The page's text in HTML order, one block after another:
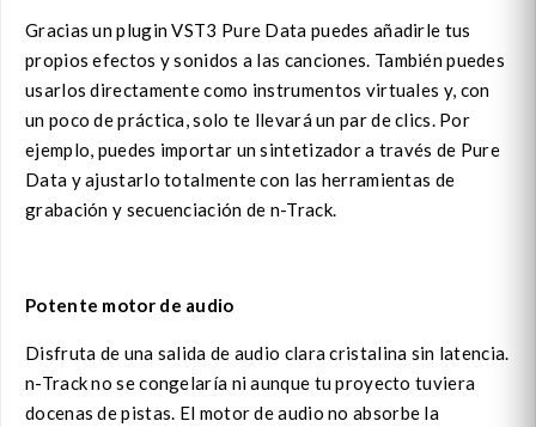
Gracias un plugin VST3 Pure Data puedes añadirle tus
propios efectos y sonidos a las canciones. También puedes
usarlos directamente como instrumentos virtuales y, con
un poco de práctica, solo te llevará un par de clics. Por
ejemplo, puedes importar un sintetizador a través de Pure
Data y ajustarlo totalmente con las herramientas de
grabación y secuenciación de n-Track.
Potente motor de audio
Disfruta de una salida de audio clara cristalina sin latencia.
n-Track no se congelaría ni aunque tu proyecto tuviera
docenas de pistas. El motor de audio no absorbe la